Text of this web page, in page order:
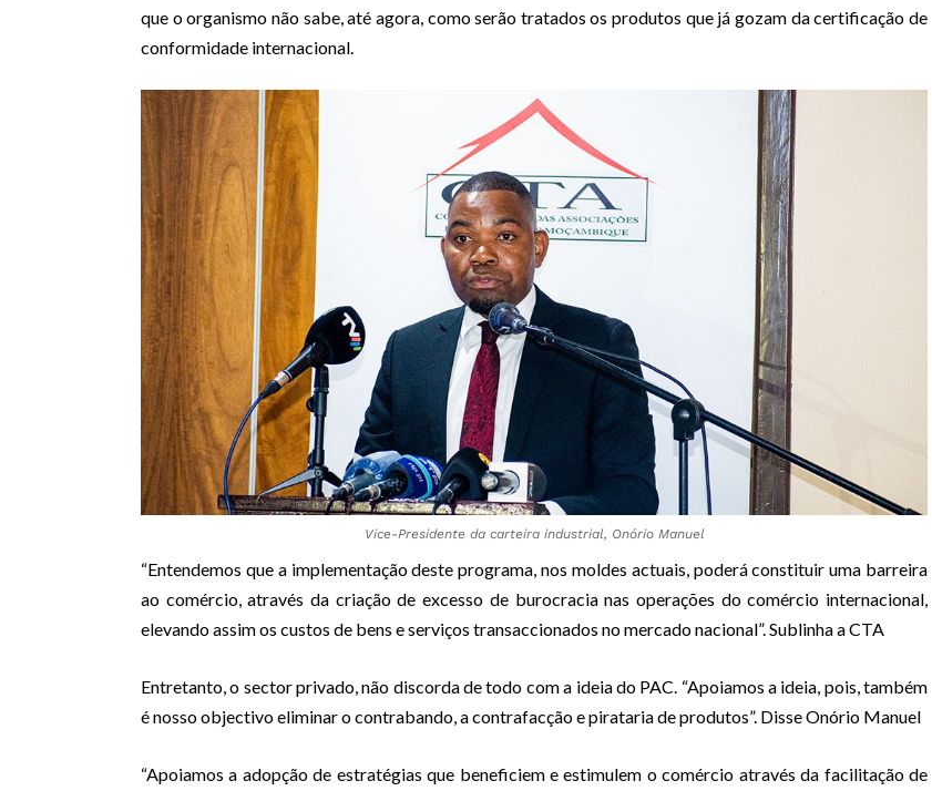
que o organismo não sabe, até agora, como serão tratados os produtos que já gozam da certificação de
conformidade internacional.
Vice-Presidente da carteira industrial, Onório Manuel
“Entendemos que a implementação deste programa, nos moldes actuais, poderá constituir uma barreira
ao comércio, através da criação de excesso de burocracia nas operações do comércio internacional,
elevando assim os custos de bens e serviços transaccionados no mercado nacional”. Sublinha a CTA
Entretanto, o sector privado, não discorda de todo com a ideia do PAC. “Apoiamos a ideia, pois, também
é nosso objectivo eliminar o contrabando, a contrafacção e pirataria de produtos”. Disse Onório Manuel
“Apoiamos a adopção de estratégias que beneficiem e estimulem o comércio através da facilitação de